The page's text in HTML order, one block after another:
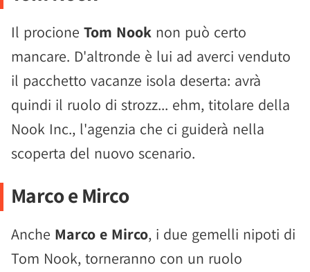
Il procione Tom Nook non può certo
mancare. D'altronde è lui ad averci venduto
il pacchetto vacanze isola deserta: avrà
quindi il ruolo di strozz... ehm, titolare della
Nook Inc., l'agenzia che ci guiderà nella
scoperta del nuovo scenario.
Marco e Mirco
Anche Marco e Mirco, i due gemelli nipoti di
Tom Nook, torneranno con un ruolo